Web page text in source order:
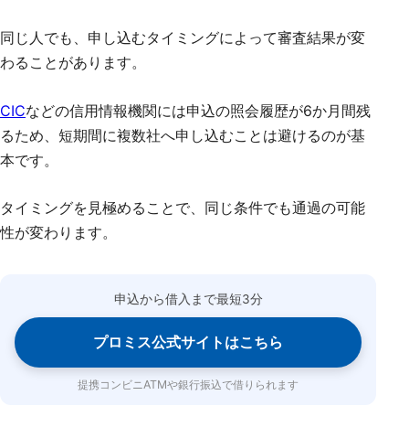
同じ人でも、申し込むタイミングによって審査結果が変
わることがあります。
CICなどの信用情報機関には申込の照会履歴が6か月間残
るため、短期間に複数社へ申し込むことは避けるのが基
本です。
タイミングを見極めることで、同じ条件でも通過の可能
性が変わります。
申込から借入まで最短3分
プロミス公式サイトはこちら
提携コンビニATMや銀行振込で借りられます